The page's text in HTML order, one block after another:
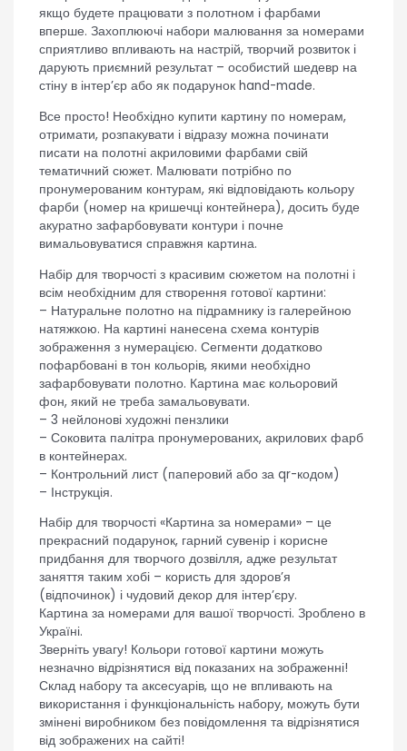
якщо будете працювати з полотном і фарбами
вперше. Захоплюючі набори малювання за номерами
сприятливо впливають на настрій, творчий розвиток і
дарують приємний результат – особистий шедевр на
стіну в інтер’єр або як подарунок hand-made.
Все просто! Необхідно купити картину по номерам,
отримати, розпакувати і відразу можна починати
писати на полотні акриловими фарбами свій
тематичний сюжет. Малювати потрібно по
пронумерованим контурам, які відповідають кольору
фарби (номер на кришечці контейнера), досить буде
акуратно зафарбовувати контури і почне
вимальовуватися справжня картина.
Набір для творчості з красивим сюжетом на полотні і
всім необхідним для створення готової картини:
– Натуральне полотно на підрамнику із галерейною
натяжкою. На картині нанесена схема контурів
зображення з нумерацією. Сегменти додатково
пофарбовані в тон кольорів, якими необхідно
зафарбовувати полотно. Картина має кольоровий
фон, який не треба замальовувати.
– 3 нейлонові художні пензлики
– Соковита палітра пронумерованих, акрилових фарб
в контейнерах.
– Контрольний лист (паперовий або за qr-кодом)
– Інструкція.
Набір для творчості «Картина за номерами» – це
прекрасний подарунок, гарний сувенір і корисне
придбання для творчого дозвілля, адже результат
заняття таким хобі – користь для здоров’я
(відпочинок) і чудовий декор для інтер’єру.
Картина за номерами для вашої творчості. Зроблено в
Україні.
Зверніть увагу! Кольори готової картини можуть
незначно відрізнятися від показаних на зображенні!
Склад набору та аксесуарів, що не впливають на
використання і функціональність набору, можуть бути
змінені виробником без повідомлення та відрізнятися
від зображених на сайті!